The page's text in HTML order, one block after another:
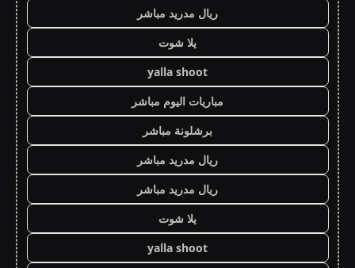
ريال مدريد مباشر
يلا شوت
yalla shoot
مباريات اليوم مباشر
برشلونة مباشر
ريال مدريد مباشر
ريال مدريد مباشر
يلا شوت
yalla shoot